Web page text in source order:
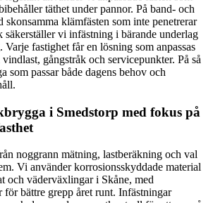
täthet under pannor. På band- och
skonsamma klämfästen som inte penetrerar
säkerställer vi infästning i bärande underlag
fastighet får en lösning som anpassas
gångstråk och servicepunkter. På så
som passar både dagens behov och
i Smedstorp med fokus på
noggrann mätning, lastberäkning och val
Vi använder korrosionsskyddade material
och väderväxlingar i Skåne, med
för bättre grepp året runt. Infästningar